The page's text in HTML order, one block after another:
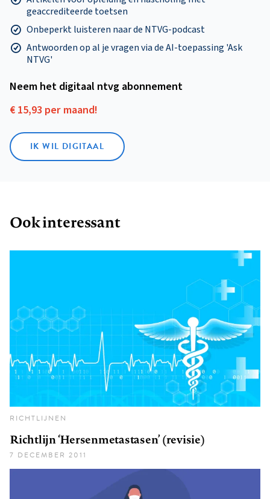
geaccrediteerde toetsen
Onbeperkt luisteren naar de NTVG-podcast
Antwoorden op al je vragen via de AI-toepassing 'Ask
NTVG'
Neem het digitaal ntvg abonnement
€ 15,93 per maand!
IK WIL DIGITAAL
Ook interessant
RICHTLIJNEN
Richtlijn ‘Hersenmetastasen’ (revisie)
7 DECEMBER 2011